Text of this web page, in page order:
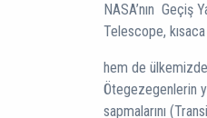
NASA’nın Geçiş
Telescope, kısaca
hem de
Ötegezegenlerin
sapmalarını